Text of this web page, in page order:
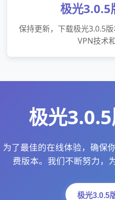
极光3.0.5
保持更新，下载极光3.0.5
VPN技术
极光
为了最佳的在线体验，确保
费版本。我们不断努力，
极光3.0.5